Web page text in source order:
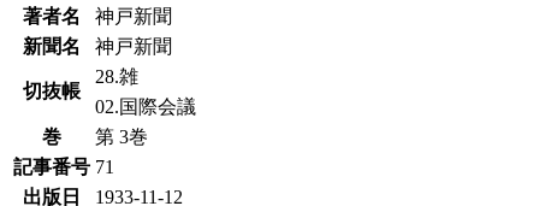
著者名
神戸新聞
新聞名
神戸新聞
切抜帳
28.雑
02.国際会議
巻
第 3巻
記事番号 71
出版日
1933-11-12